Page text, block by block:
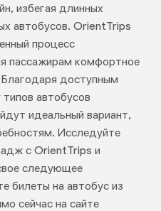
избегая длинных
автобусов. OrientTrips
процесс
пассажирам комфортное
доступным
автобусов
идеальный вариант,
Исследуйте
с OrientTrips и
следующее
билеты на автобус из
сейчас на сайте